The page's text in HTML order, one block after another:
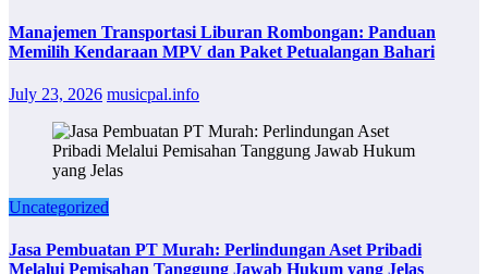
Manajemen Transportasi Liburan Rombongan: Panduan
Memilih Kendaraan MPV dan Paket Petualangan Bahari
July 23, 2026 musicpal.info
Uncategorized
Jasa Pembuatan PT Murah: Perlindungan Aset Pribadi
Melalui Pemisahan Tanggung Jawab Hukum yang Jelas